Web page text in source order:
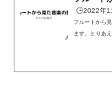
🕒️2022年
フルートから
ます。とりあ